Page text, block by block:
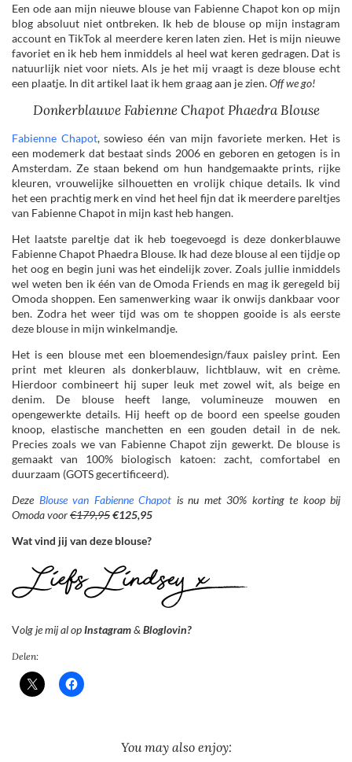
Een ode aan mijn nieuwe blouse van Fabienne Chapot kon op mijn
blog absoluut niet ontbreken. Ik heb de blouse op mijn instagram
account en TikTok al meerdere keren laten zien. Het is mijn nieuwe
favoriet en ik heb hem inmiddels al heel wat keren gedragen. Dat is
natuurlijk niet voor niets. Als je het mij vraagt is deze blouse echt
een plaatje. In dit artikel laat ik hem graag aan je zien.Off we go!
Donkerblauwe Fabienne Chapot Phaedra Blouse
Fabienne Chapot, sowieso één van mijn favoriete merken. Het is
een modemerk dat bestaat sinds 2006 en geboren en getogen is in
Amsterdam. Ze staan bekend om hun handgemaakte prints, rijke
kleuren, vrouwelijke silhouetten en vrolijk chique details. Ik vind
het een prachtig merk en vind het heel fijn dat ik meerdere pareltjes
van Fabienne Chapot in mijn kast heb hangen.
Het laatste pareltje dat ik heb toegevoegd is deze donkerblauwe
Fabienne Chapot Phaedra Blouse. Ik had deze blouse al een tijdje op
het oog en begin juni was het eindelijk zover. Zoals jullie inmiddels
wel weten ben ik één van de Omoda Friends en mag ik geregeld bij
Omoda shoppen. Een samenwerking waar ik onwijs dankbaar voor
ben. Zodra het weer tijd was om te shoppen gooide is als eerste
deze blouse in mijn winkelmandje.
Het is een blouse met een bloemendesign/faux paisley print. Een
print met kleuren als donkerblauw, lichtblauw, wit en crème.
Hierdoor combineert hij super leuk met zowel wit, als beige en
denim. De blouse heeft lange, volumineuze mouwen en
opengewerkte details. Hij heeft op de boord een speelse gouden
knoop, elastische manchetten en een gouden detail in de nek.
Precies zoals we van Fabienne Chapot zijn gewerkt. De blouse is
gemaakt van 100% biologisch katoen: zacht, comfortabel en
duurzaam (GOTS gecertificeerd).
Deze Blouse van Fabienne Chapot is nu met 30% korting te koop bij
Omoda voor€179,95€125,95
Wat vind jij van deze blouse?
Volg je mij al opInstagram& Bloglovin?
Delen:
You may also enjoy: